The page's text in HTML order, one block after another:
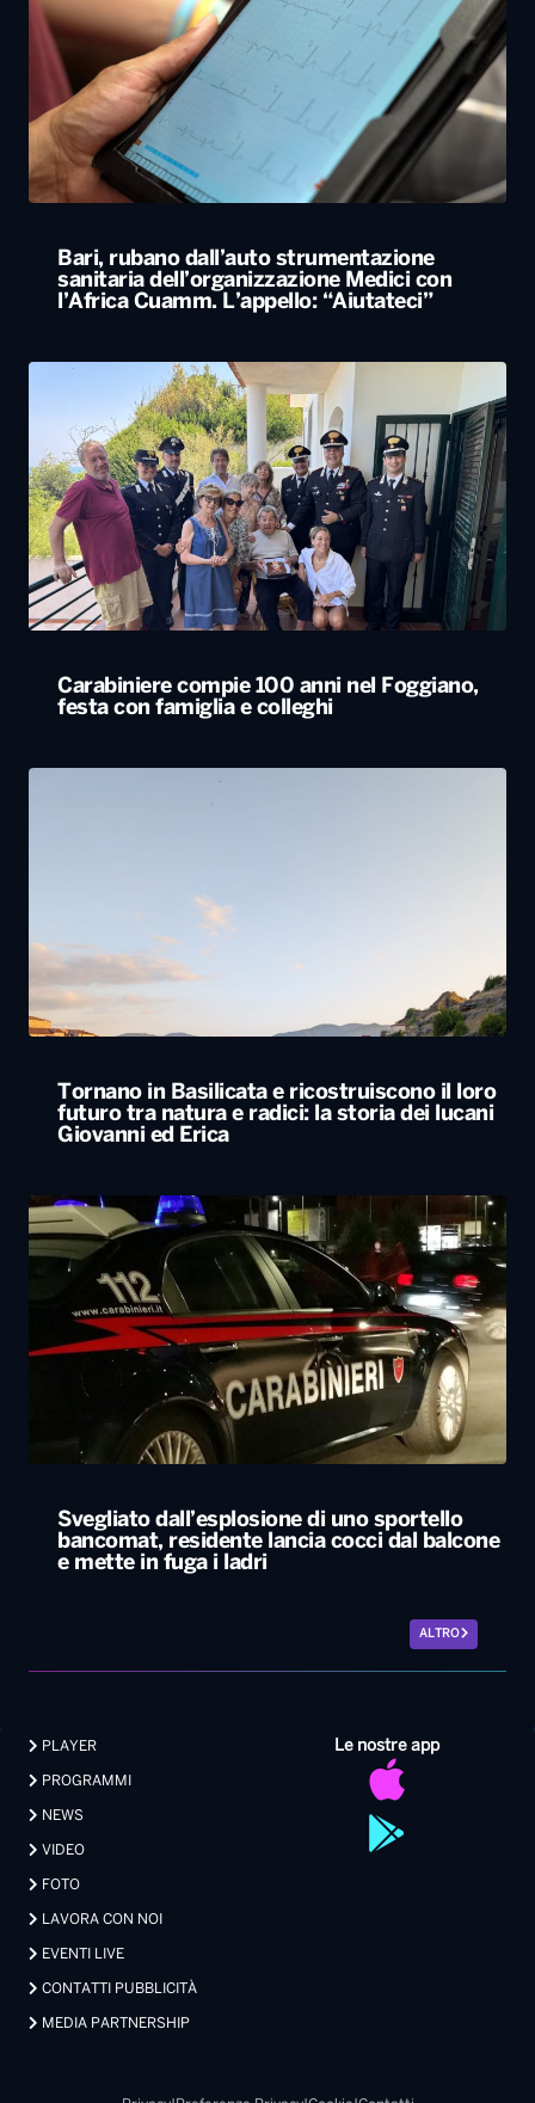
Bari, rubano dall’auto strumentazione
sanitaria dell’organizzazione Medici con
l’Africa Cuamm. L’appello: “Aiutateci”
Carabiniere compie 100 anni nel Foggiano,
festa con famiglia e colleghi
Tornano in Basilicata e ricostruiscono il loro
futuro tra natura e radici: la storia dei lucani
Giovanni ed Erica
Svegliato dall’esplosione di uno sportello
bancomat, residente lancia cocci dal balcone
e mette in fuga i ladri
ALTRO
Le nostre app
PLAYER
PROGRAMMI
NEWS
VIDEO
FOTO
LAVORA CON NOI
EVENTI LIVE
CONTATTI PUBBLICITÀ
MEDIA PARTNERSHIP